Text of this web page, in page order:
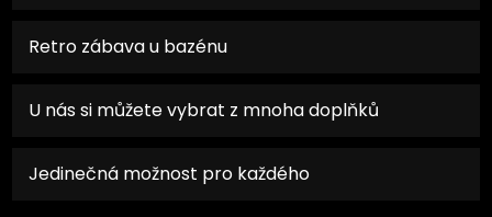
Retro zábava u bazénu
U nás si můžete vybrat z mnoha doplňků
Jedinečná možnost pro každého